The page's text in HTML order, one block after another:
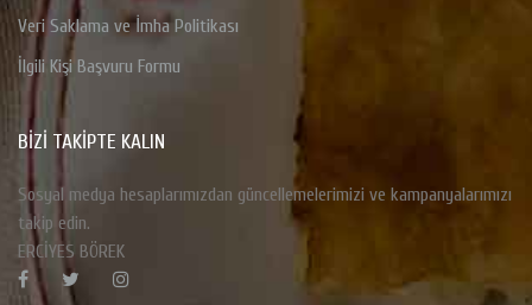
Veri Saklama ve İmha Politikası
İlgili Kişi Başvuru Formu
BİZİ TAKİPTE KALIN
Sosyal medya hesaplarımızdan güncellemelerimizi ve kampanyalarımızı
takip edin.
ERCİYES BÖREK